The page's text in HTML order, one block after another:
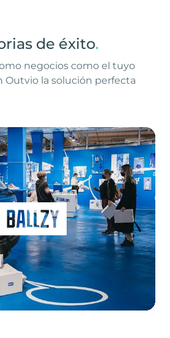
de éxito.
negocios como el tuyo
Outvio la solución perfecta